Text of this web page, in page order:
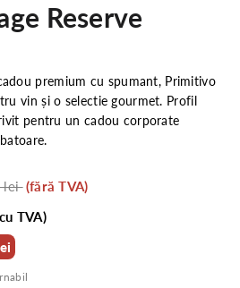
Reserve
premium cu spumant, Primitivo
vin și o selectie gourmet. Profil
pentru un cadou corporate
lei(fără TVA)
TVA)